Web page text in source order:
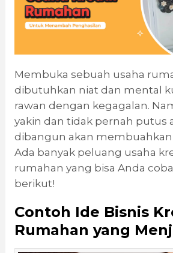
Membuka sebuah usaha
dibutuhkan niat dan mental
rawan dengan kegagalan.
yakin dan tidak pernah putus
dibangun akan membuahkan
Ada banyak peluang usaha
rumahan yang bisa Anda
berikut!
Contoh Ide Bisnis
Rumahan yang